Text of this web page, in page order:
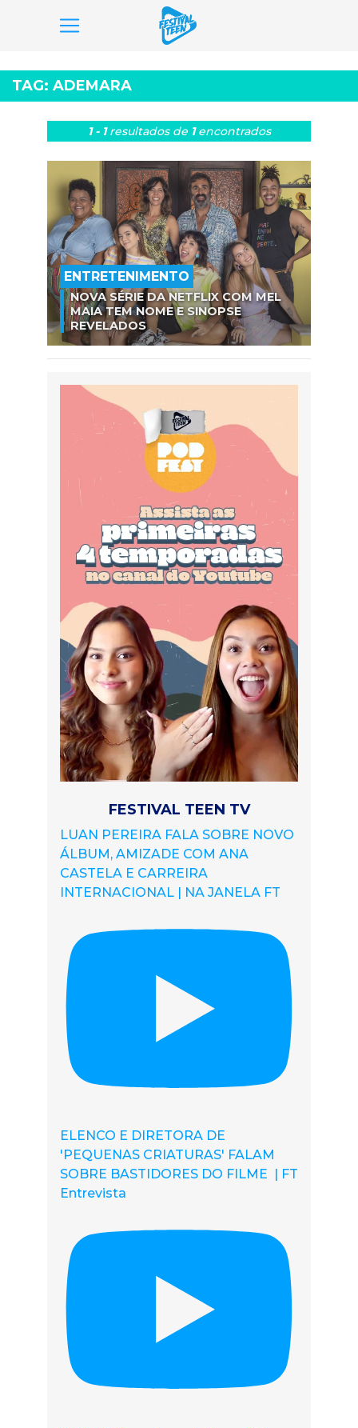
para
o
conteúdo
TAG: ADEMARA
1 - 1resultados de 1encontrados
ENTRETENIMENTO
NOVA SÉRIE DA NETFLIX COM MEL
MAIA TEM NOME E SINOPSE
REVELADOS
FESTIVAL TEEN TV
LUAN PEREIRA FALA SOBRE NOVO
ÁLBUM, AMIZADE COM ANA
CASTELA E CARREIRA
INTERNACIONAL | NA JANELA FT
ELENCO E DIRETORA DE
'PEQUENAS CRIATURAS' FALAM
SOBRE BASTIDORES DO FILME | FT
Entrevista